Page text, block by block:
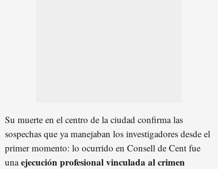
Su muerte en el centro de la ciudad confirma las
sospechas que ya manejaban los investigadores desde el
primer momento: lo ocurrido en Consell de Cent fue
unaejecución profesional vinculada al crimen